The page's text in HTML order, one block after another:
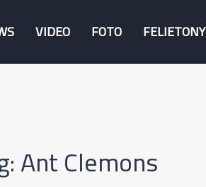
VIDEO FOTO FELIETONY
Ant Clemons